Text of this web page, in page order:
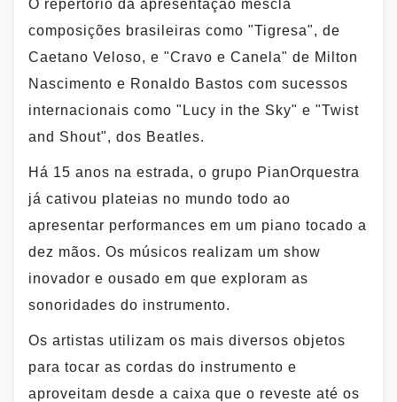
O repertório da apresentação mescla
composições brasileiras como "Tigresa", de
Caetano Veloso, e "Cravo e Canela" de Milton
Nascimento e Ronaldo Bastos com sucessos
internacionais como "Lucy in the Sky" e "Twist
and Shout", dos Beatles.
Há 15 anos na estrada, o grupo PianOrquestra
já cativou plateias no mundo todo ao
apresentar performances em um piano tocado a
dez mãos. Os músicos realizam um show
inovador e ousado em que exploram as
sonoridades do instrumento.
Os artistas utilizam os mais diversos objetos
para tocar as cordas do instrumento e
aproveitam desde a caixa que o reveste até os